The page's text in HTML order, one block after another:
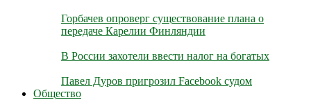
Горбачев опроверг существование плана о
передаче Карелии Финляндии
В России захотели ввести налог на богатых
Павел Дуров пригрозил Facebook судом
Общество